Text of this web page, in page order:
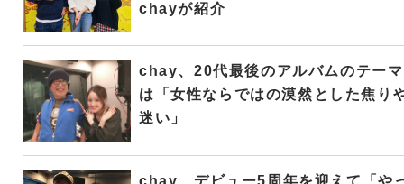
chayが紹介
chay、20代最後のアルバムのテーマ
は「女性ならではの漠然とした焦り
迷い」
chay、デビュー5周年を迎えて「や